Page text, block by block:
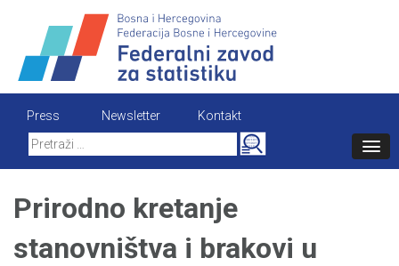
content
Press Newsletter
Kontakt
Search
for:
Prirodno kretanje
stanovništva i brakovi u